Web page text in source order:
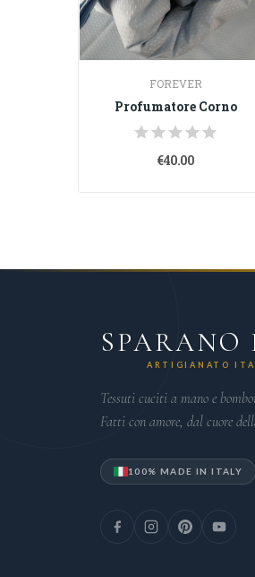
FOREVER
Profumatore Corno
€40.00
SPARANO
ARTIGIANATO
Tessuti cuciti a mano e
Fatti con amore, dal cuore
100% MADE IN ITALY